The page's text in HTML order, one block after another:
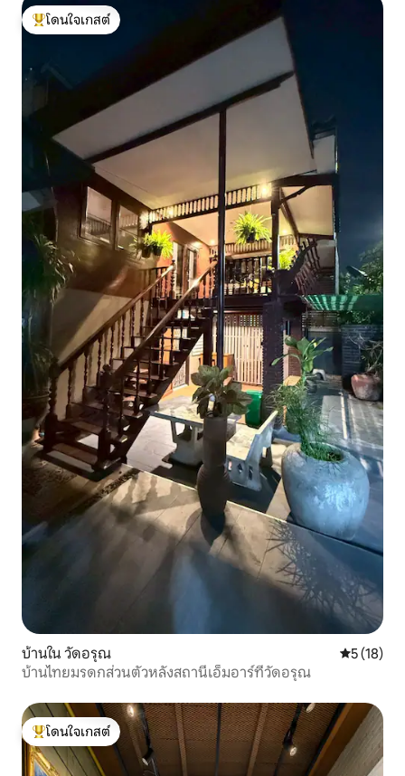
โดนใจเกสต์ที่สุด
โดนใจเกสต์
บ้านใน วัดอรุณ คะแนนเฉลี่
5 (18)
บ้านไทยมรดกส่วนตัวหลังสถานีเอ็มอาร์ทีวัดอรุณ
โดนใจเกสต์ที่สุด
โดนใจเกสต์